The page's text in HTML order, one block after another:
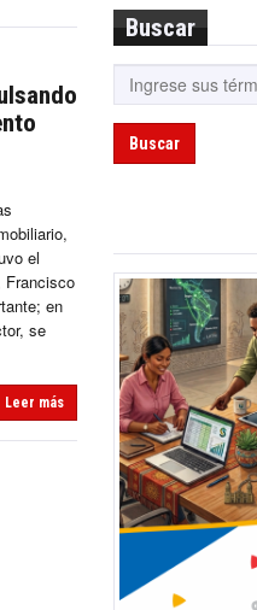
el
Francisco
en
se
Leer más
Buscar
Buscar